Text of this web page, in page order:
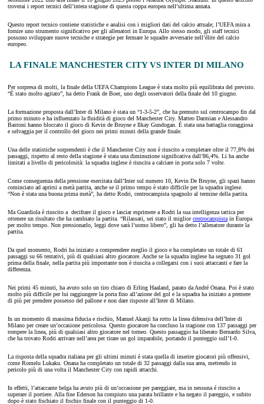
troverai i report tecnici dell’intera stagione di questa coppa europea nell’ultima annata.
Questo report tecnico contiene statistiche e analisi con i migliori dati del calcio attuale; l’UEFA mira a
fornire uno strumento significativo per gli allenatori in Europa. Allo stesso modo, gli staff tecnici
possono sviluppare nuove tecniche e strategie per fermare le squadre avversarie nell’élite del calcio
europeo.
LA FINALE MANCHESTER CITY VS INTER DI MILANO
Per sorpresa di molti, la finale della UEFA Champions League è stata molto più equilibrata del previsto.
“È stato molto agitato”, ha detto Frank de Boer, uno degli osservatori della finale del 10 giugno.
La formazione proposta dall’Inter di Milano è stata un “1-3-5-2”, che ha premuto sul centrocampo fin dal
primo minuto e ha influenzato la fluidità di gioco del Manchester City. Matteo Darmian e Alessandro
Bastoni hanno bloccato il gioco di Kevin de Bruyne e Ilkay Gundogan. È stata una battaglia coraggiosa
e selvaggia per il controllo del gioco nei primi minuti della grande finale.
Una delle statistiche sorprendenti è che il Manchester City non è riuscito a completare oltre il 77,8% dei
passaggi, rispetto al resto della stagione è stata una diminuzione significativa dall’86,4%. Li ha anche
limitati a livello di pericolosità: la squadra inglese è riuscita a calciare in porta solo 7 volte.
Come conseguenza della pressione esercitata dall’Inter sul numero 10, Kevin De Bruyne, gli spazi hanno
cominciato ad aprirsi a metà partita, anche se il primo tempo è stato difficile per la squadra inglese.
“Non è stata una buona prima metà”, ha detto Rodri, centrocampista spagnolo al termine della partita.
Ma Guardiola è riuscito a decifrare il gioco e lasciar esprimere a Rodri la sua intelligenza tattica per
ottenere un risultato che ha cambiato la partita. “Rilassati, sei stato il migliorcentrocampista in Europa
per molto tempo. Non pressionarlo, leggi dove sarà l’uomo libero”, gli ha detto l’allenatore durante la
partita.
Da quel momento, Rodri ha iniziato a comprendere meglio il gioco e ha completato un totale di 61
passaggi su 66 tentativi, più di qualsiasi altro giocatore. Anche se la squadra inglese ha segnato 31 gol
prima della finale, nella partita più importante non è riuscita a collegarsi con i suoi attaccanti e fare la
differenza.
Nei primi 45 minuti, ha avuto solo un tiro chiaro di Erling Haaland, parato da André Onana. Poi è stato
molto più difficile per lui raggiungere la porta fino all’azione del gol e la squadra ha iniziato a premere
di più per prendere possesso del pallone e non dare risposte all’Inter di Milano.
In un momento di massima fiducia e rischio, Manuel Akanji ha rotto la linea difensiva dell’Inter di
Milano per creare un’occasione pericolosa. Questo giocatore ha concluso la stagione con 137 passaggi per
rompere la linea, più di qualsiasi altro giocatore nel torneo. Questo passaggio ha liberato Bernardo Silva,
che ha trovato Rodri arrivare nell’area per tirare un gol imparabile, portando il punteggio sull’1-0.
La risposta della squadra italiana per gli ultimi minuti è stata quella di inserire giocatori più offensivi,
come Romelu Lukaku. Onana ha completato un totale di 32 passaggi dalla sua area, mettendo in
pericolo più di una volta il Manchester City con rapidi attacchi.
In effetti, l’attaccante belga ha avuto più di un’occasione per pareggiare, ma in nessuna é riuscito a
superare il portiere. Alla fine Ederson ha compiuto una parata brillante e ha negato il pareggio, e subito
dopo è stato fischiato il fischio finale con il punteggio di 1-0.